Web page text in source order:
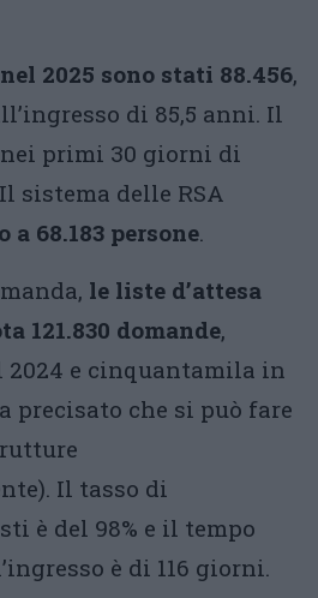
2025 sono stati 88.456,
di 85,5 anni. Il
primi 30 giorni di
sistema delle RSA
a 68.183 persone.
le liste d’attesa
121.830 domande,
e cinquantamila in
precisato che si può fare
Il tasso di
è del 98% e il tempo
è di 116 giorni.